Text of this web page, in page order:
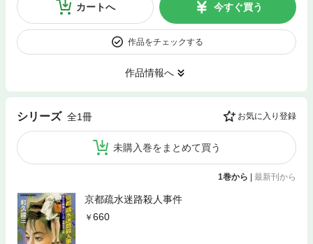
カートへ 今すぐ買う
作品をチェックする
作品情報へ
シリーズ 全1冊 お気に入り登録
未購入巻をまとめて買う
1巻から | 最新刊から
京都疏水迷路殺人事件
660